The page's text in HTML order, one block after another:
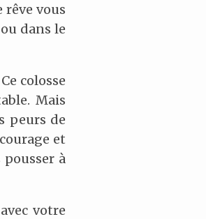
vous
dans le
colosse
Mais
peurs de
et
à
votre